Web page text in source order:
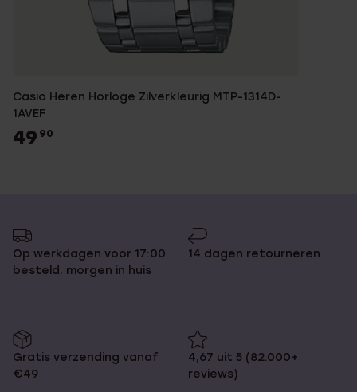
Casio Heren Horloge Zilverkleurig MTP-1314D-
1AVEF
49 90
Op werkdagen voor 17:00
besteld, morgen in huis
14 dagen retourneren
Gratis verzending vanaf
€49
4,67 uit 5 (82.000+
reviews)